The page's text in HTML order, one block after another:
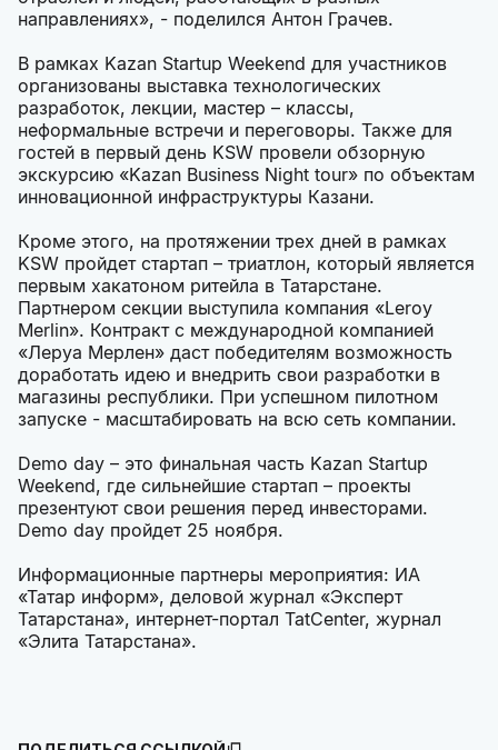
направлениях», - поделился Антон Грачев.
В рамках Kazan Startup Weekend для участников
организованы выставка технологических
разработок, лекции, мастер – классы,
неформальные встречи и переговоры. Также для
гостей в первый день KSW провели обзорную
экскурсию «Kazan Business Night tour» по объектам
инновационной инфраструктуры Казани.
Кроме этого, на протяжении трех дней в рамках
KSW пройдет стартап – триатлон, который является
первым хакатоном ритейла в Татарстане.
Партнером секции выступила компания «Leroy
Merlin». Контракт с международной компанией
«Леруа Мерлен» даст победителям возможность
доработать идею и внедрить свои разработки в
магазины республики. При успешном пилотном
запуске - масштабировать на всю сеть компании.
Demo day – это финальная часть Kazan Startup
Weekend, где сильнейшие стартап – проекты
презентуют свои решения перед инвесторами.
Demo day пройдет 25 ноября.
Информационные партнеры мероприятия: ИА
«Татар информ», деловой журнал «Эксперт
Татарстана», интернет-портал TatCenter, журнал
«Элита Татарстана».